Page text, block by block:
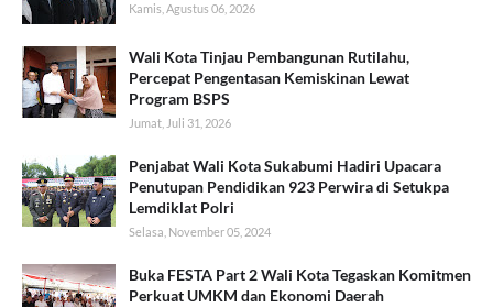
Kamis, Agustus 06, 2026
Wali Kota Tinjau Pembangunan Rutilahu,
Percepat Pengentasan Kemiskinan Lewat
Program BSPS
Jumat, Juli 31, 2026
Penjabat Wali Kota Sukabumi Hadiri Upacara
Penutupan Pendidikan 923 Perwira di Setukpa
Lemdiklat Polri
Selasa, November 05, 2024
Buka FESTA Part 2 Wali Kota Tegaskan Komitmen
Perkuat UMKM dan Ekonomi Daerah